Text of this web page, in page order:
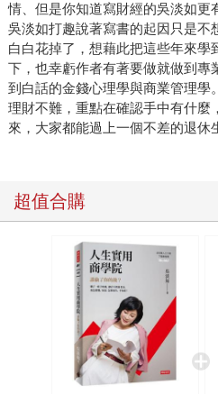
麗的人生勝利組，但吳淡如坦言
「我年輕時被退稿過很多次，退
笑：是不是寄稿費來了？怎麼那
買錯房或投資失敗等的理財黑歷
自己不斷蛻變的途徑。「我認為
功。任何的失敗可以是被偽裝的
的是未來，也喜歡並不是只有成
持寫作熱情 但能夠朝自己的目
寫作讓她很快樂，曾經一埋首就
強迫自己每天不要寫那麼多，所
「25歲的時候我就把自己寫成了
己寫作的時間，那麼我很可能就
因此為了要繼續寫，長年保持運
因為她希望80歲的自己還能持
情、但是你知道寫財經的吳淡如更
吳淡如打趣說著寫書的起因只是不
白白花掉了，想藉此把這些年來學
下，也幸虧作者有著要做就做到專
到白話的金錢心理學與商業管理學。
理財不難，重點在確認手中有什麼
來，大家都能過上一個不差的退休
超值合購